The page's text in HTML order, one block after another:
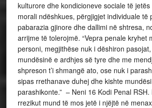
kulturore dhe kondicioneve sociale të
morali ndëshkues, përgjigjet individuale të
pabarazia gjinore dhe dallimi në shtresa,
arrijme të tolerojmë. “Vepra penale kryhet
personi, megjithëse nuk i dëshiron
mundësinë e ardhjes së tyre dhe me
shpreson t’i shmangë ato, ose nuk i
sipas rrethanave duhej dhe kishte mundësi
parashikonte.” – Neni 16 Kodi Penal
rrezikut mund të mos jetë i njëjtë në